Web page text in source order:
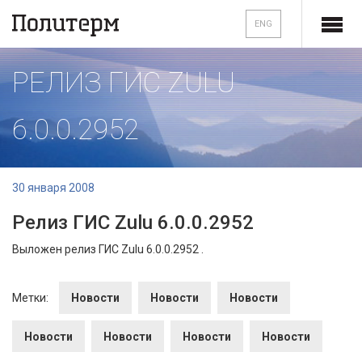
ENG
РЕЛИЗ ГИС ZULU
6.0.0.2952
30 января 2008
Релиз ГИС Zulu 6.0.0.2952
Выложен релиз ГИС Zulu 6.0.0.2952 .
Метки: Новости Новости Новости
Новости Новости Новости Новости